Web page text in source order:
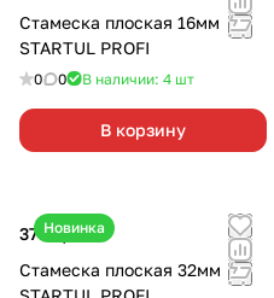
Стамеска плоская 16мм
STARTUL PROFI
0 0 В наличии: 4 шт
В корзину
Новинка
370 ₽/шт
Стамеска плоская 32мм